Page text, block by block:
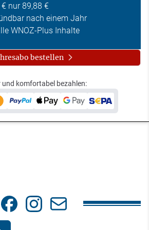
nur 89,88 €
nach einem Jahr
WNOZ-Plus Inhalte
bestellen
und komfortabel bezahlen: